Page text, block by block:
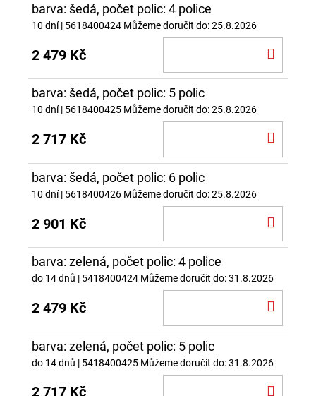
barva: šedá, počet polic: 4 police
10 dní| 5618400424 Můžeme doručit do:25.8.2026
2 479 Kč
barva: šedá, počet polic: 5 polic
10 dní| 5618400425 Můžeme doručit do:25.8.2026
2 717 Kč
barva: šedá, počet polic: 6 polic
10 dní| 5618400426 Můžeme doručit do:25.8.2026
2 901 Kč
barva: zelená, počet polic: 4 police
do 14 dnů | 5418400424 Můžeme doručit do:31.8.2026
2 479 Kč
barva: zelená, počet polic: 5 polic
do 14 dnů | 5418400425 Můžeme doručit do:31.8.2026
2 717 Kč